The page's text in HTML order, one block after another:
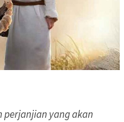
perjanjian yang akan